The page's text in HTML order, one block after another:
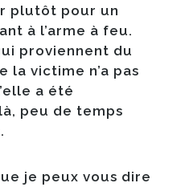
plutôt pour un
à l’arme à feu.
proviennent du
la victime n’a pas
a été
peu de temps
je peux vous dire